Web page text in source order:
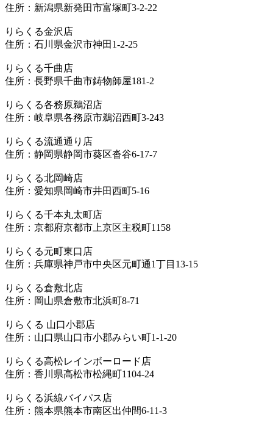
住所：新潟県新発田市富塚町3-2-22
りらくる金沢店
住所：石川県金沢市神田1-2-25
りらくる千曲店
住所：長野県千曲市鋳物師屋181-2
りらくる各務原鵜沼店
住所：岐阜県各務原市鵜沼西町3-243
りらくる流通通り店
住所：静岡県静岡市葵区沓谷6-17-7
りらくる北岡崎店
住所：愛知県岡崎市井田西町5-16
りらくる千本丸太町店
住所：京都府京都市上京区主税町1158
りらくる元町東口店
住所：兵庫県神戸市中央区元町通1丁目13-15
りらくる倉敷北店
住所：岡山県倉敷市北浜町8-71
りらくる 山口小郡店
住所：山口県山口市小郡みらい町1-1-20
りらくる高松レインボーロード店
住所：香川県高松市松縄町1104-24
りらくる浜線バイパス店
住所：熊本県熊本市南区出仲間6-11-3